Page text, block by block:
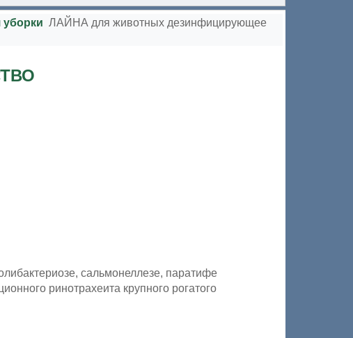
ЛАЙНА для животных дезинфицирующее
сальмонеллезе, паратифе
ринотрахеита крупного рогатого